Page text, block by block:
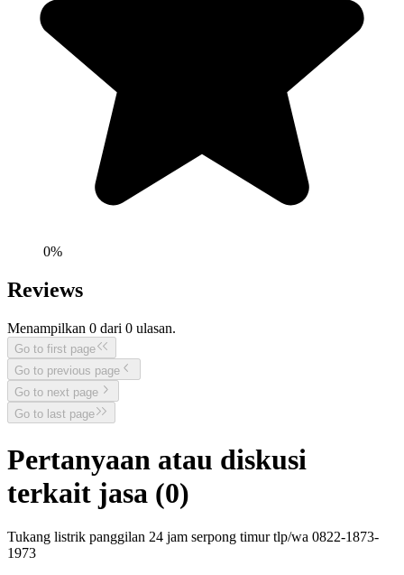
0%
Reviews
Menampilkan 0 dari 0 ulasan.
Go to first page
Go to previous page
Go to next page
Go to last page
Pertanyaan atau diskusi
terkait jasa (0)
Tukang listrik panggilan 24 jam serpong timur tlp/wa 0822-1873-
1973